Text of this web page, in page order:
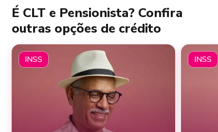
É CLT e Pensionista? Confira
outras opções de crédito
INSS INSS